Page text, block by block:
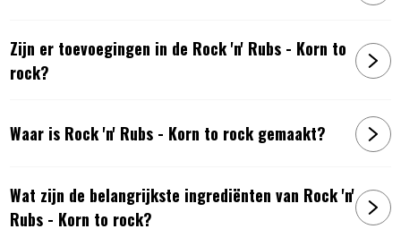
Zijn er toevoegingen in de Rock 'n' Rubs - Korn to
rock?
Waar is Rock 'n' Rubs - Korn to rock gemaakt?
Wat zijn de belangrijkste ingrediënten van Rock 'n'
Rubs - Korn to rock?